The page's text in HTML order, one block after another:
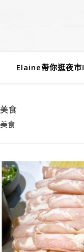
Elaine帶你逛夜市!
食
食